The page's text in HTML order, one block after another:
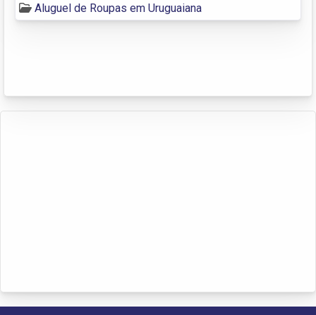
Aluguel de Roupas em Uruguaiana